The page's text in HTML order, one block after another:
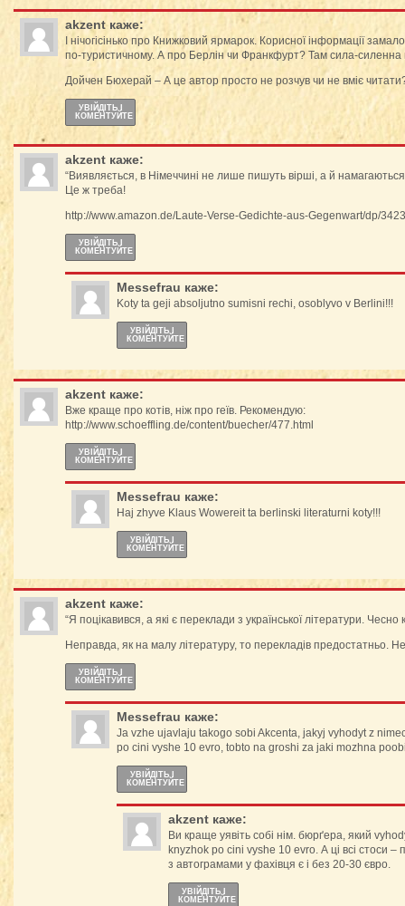
akzent каже:
І нічогісінько про Книжковий ярмарок. Корисної інформації
по-туристичному. А про Берлін чи Франкфурт? Там сила-силенна
Дойчен Бюхерай – А це автор просто не розчув чи не вміє
УВІЙДІТЬ І
КОМЕНТУЙТЕ
akzent каже:
“Виявляється, в Німеччині не лише пишуть вірші, а й
Це ж треба!
http://www.amazon.de/Laute-Verse-Gedichte-aus-Gegenwart/dp/
УВІЙДІТЬ І
КОМЕНТУЙТЕ
Messefrau каже:
Koty ta geji absoljutno sumisni rechi, osoblyvo v Berlini!!!
УВІЙДІТЬ І
КОМЕНТУЙТЕ
akzent каже:
Вже краще про котів, ніж про геїв. Рекомендую:
http://www.schoeffling.de/content/buecher/477.html
УВІЙДІТЬ І
КОМЕНТУЙТЕ
Messefrau каже:
Haj zhyve Klaus Wowereit ta berlinski literaturni koty!!!
УВІЙДІТЬ І
КОМЕНТУЙТЕ
akzent каже:
“Я поцікавився, а які є переклади з української літератури. Чесно
Неправда, як на малу літературу, то перекладів предостатньо.
УВІЙДІТЬ І
КОМЕНТУЙТЕ
Messefrau каже:
Ja vzhe ujavlaju takogo sobi Akcenta, jakyj vyhodyt z
po cini vyshe 10 evro, tobto na groshi za jaki mozhna
УВІЙДІТЬ І
КОМЕНТУЙТЕ
akzent каже:
Ви краще уявіть собі нім. бюрґера, який
knyzhok po cini vyshe 10 evro. А ці всі стоси –
з автограмами у фахівця є і без 20-30 євро.
УВІЙДІТЬ І
КОМЕНТУЙТЕ